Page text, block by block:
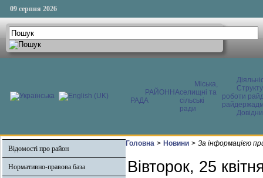
09 серпня 2026
РАЙОННА
РАДА
Міська,
селищні та
сільські
ради
роботи
Відомості про район
Нормативно-правова база
Головна > Новини > За інформацією
Вівторок, 25